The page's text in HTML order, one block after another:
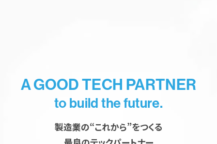
A GOOD TECH PARTNER
to build the future.
製造業の“これから”をつくる